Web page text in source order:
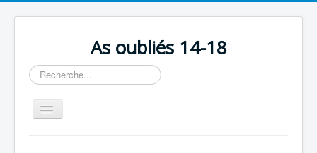
As oubliés 14-18
Rechercher
Basculer
la